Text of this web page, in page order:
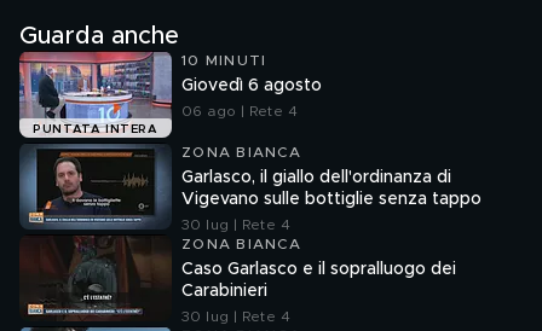
Guarda anche
PUNTATA INTERA
10 MINUTI
Giovedì 6 agosto
06 ago | Rete 4
ZONA BIANCA
Garlasco, il giallo dell'ordinanza di
Vigevano sulle bottiglie senza tappo
30 lug | Rete 4
ZONA BIANCA
Caso Garlasco e il sopralluogo dei
Carabinieri
30 lug | Rete 4